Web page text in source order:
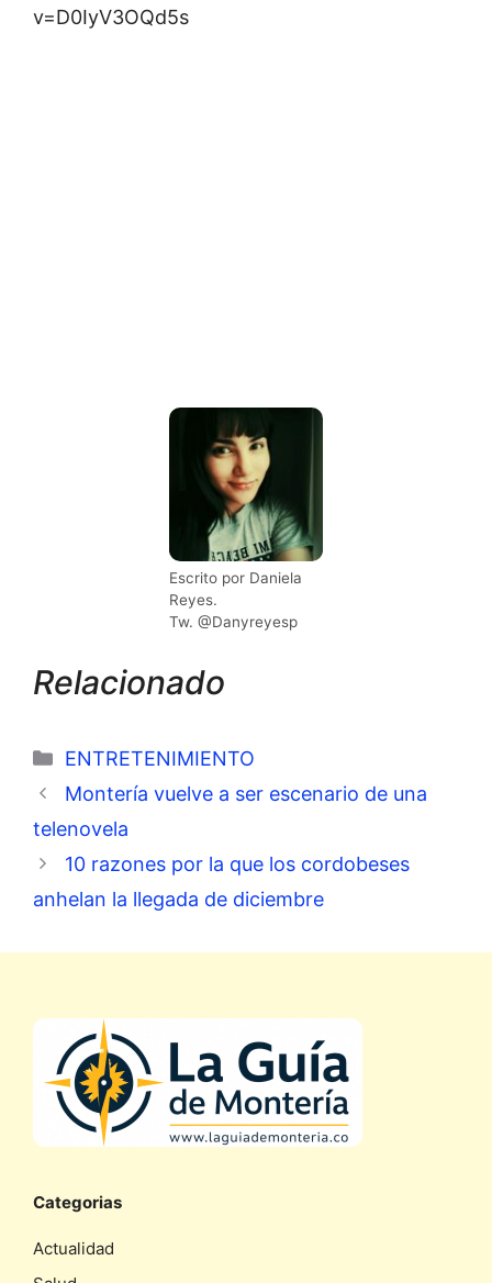
v=D0IyV3OQd5s
Escrito por Daniela
Reyes.
Tw. @Danyreyesp
Relacionado
Categorías
ENTRETENIMIENTO
Montería vuelve a ser escenario de una
telenovela
10 razones por la que los cordobeses
anhelan la llegada de diciembre
Categorias
Actualidad